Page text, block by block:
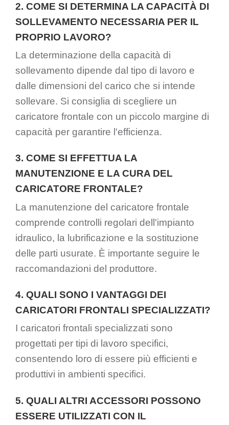
2. COME SI DETERMINA LA CAPACITÀ DI
SOLLEVAMENTO NECESSARIA PER IL
PROPRIO LAVORO?
La determinazione della capacità di
sollevamento dipende dal tipo di lavoro e
dalle dimensioni del carico che si intende
sollevare. Si consiglia di scegliere un
caricatore frontale con un piccolo margine di
capacità per garantire l'efficienza.
3. COME SI EFFETTUA LA
MANUTENZIONE E LA CURA DEL
CARICATORE FRONTALE?
La manutenzione del caricatore frontale
comprende controlli regolari dell'impianto
idraulico, la lubrificazione e la sostituzione
delle parti usurate. È importante seguire le
raccomandazioni del produttore.
4. QUALI SONO I VANTAGGI DEI
CARICATORI FRONTALI SPECIALIZZATI?
I caricatori frontali specializzati sono
progettati per tipi di lavoro specifici,
consentendo loro di essere più efficienti e
produttivi in ambienti specifici.
5. QUALI ALTRI ACCESSORI POSSONO
ESSERE UTILIZZATI CON IL